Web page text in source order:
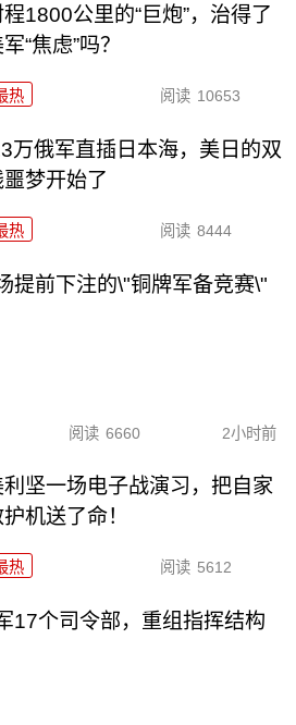
程1800公里的“巨炮”，治得了
“焦虑”吗？
热 阅读 10653
万俄军直插日本海，美日的双
噩梦开始了
热 阅读 8444
提前下注的\"铜牌军备竞赛\"
阅读 6660 2小时前
利坚一场电子战演习，把自家
机送了命！
热 阅读 5612
17个司令部，重组指挥结构